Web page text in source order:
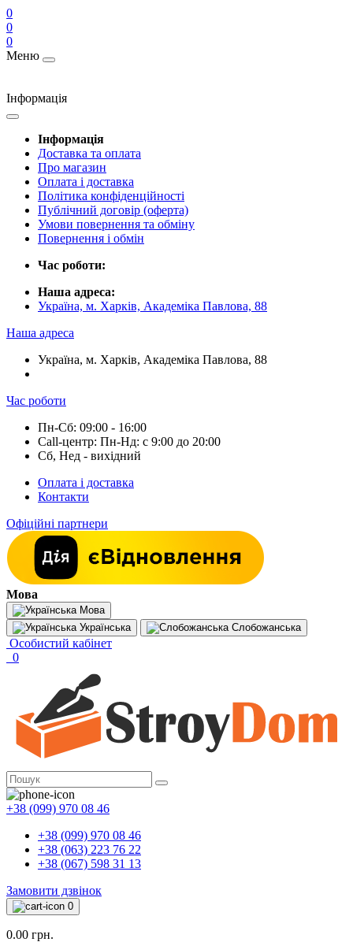
0
0
0
Меню
Інформація
Інформація
Доставка та оплата
Про магазин
Оплата і доставка
Політика конфіденційності
Публічний договір (оферта)
Умови повернення та обміну
Повернення і обмін
Час роботи:
Наша адреса:
Україна, м. Харків, Академіка Павлова, 88
Наша адреса
Україна, м. Харків, Академіка Павлова, 88
Час роботи
Пн-Сб: 09:00 - 16:00
Call-центр: Пн-Нд: с 9:00 до 20:00
Сб, Нед - вихідний
Оплата і доставка
Контакти
Офіційні партнери
Мова
Мова
Українська
Слобожанська
Особистий кабінет
0
+38 (099) 970 08 46
+38 (099) 970 08 46
+38 (063) 223 76 22
+38 (067) 598 31 13
Замовити дзвінок
0
0.00 грн.